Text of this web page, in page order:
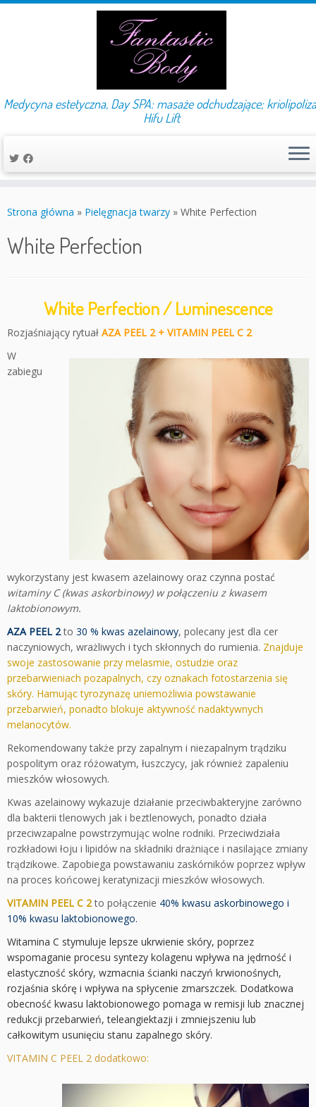
do
Medycyna estetyczna, Day SPA: masaże odchudzające;
Hifu Lift
Strona główna » Pielęgnacja twarzy » White Perfection
White Perfection
White Perfection / Luminescence
Rozjaśniający rytuał AZA PEEL 2 + VITAMIN PEEL C 2
W
zabiegu
wykorzystany jest kwasem azelainowy oraz czynna postać
witaminy C (kwas askorbinowy) w połączeniu z kwasem
laktobionowym.
AZA PEEL 2to 30 % kwas azelainowy, polecany jest dla cer
naczyniowych, wrażliwych i tych skłonnych do rumienia. Znajduje
swoje zastosowanie przy melasmie, ostudzie oraz
przebarwieniach pozapalnych, czy oznakach fotostarzenia się
skóry. Hamując tyrozynazę uniemożliwia powstawanie
przebarwień, ponadto blokuje aktywność nadaktywnych
melanocytów.
Rekomendowany także przy zapalnym i niezapalnym trądziku
pospolitym oraz różowatym, łuszczycy, jak również zapaleniu
mieszków włosowych.
Kwas azelainowy wykazuje działanie przeciwbakteryjne zarówno
dla bakterii tlenowych jak i beztlenowych, ponadto działa
przeciwzapalne powstrzymując wolne rodniki. Przeciwdziała
rozkładowi łoju i lipidów na składniki drażniące i nasilające zmiany
trądzikowe. Zapobiega powstawaniu zaskórników poprzez wpływ
na proces końcowej keratynizacji mieszków włosowych.
VITAMIN PEEL C 2to połączenie 40% kwasu askorbinowego i
10% kwasu laktobionowego.
Witamina C stymuluje lepsze ukrwienie skóry, poprzez
wspomaganie procesu syntezy kolagenu wpływa na jędrność i
elastyczność skóry, wzmacnia ścianki naczyń krwionośnych,
rozjaśnia skórę i wpływa na spłycenie zmarszczek. Dodatkowa
obecność kwasu laktobionowego pomaga w remisji lub znacznej
redukcji przebarwień, teleangiektazji i zmniejszeniu lub
całkowitym usunięciu stanu zapalnego skóry.
VITAMIN C PEEL 2 dodatkowo: